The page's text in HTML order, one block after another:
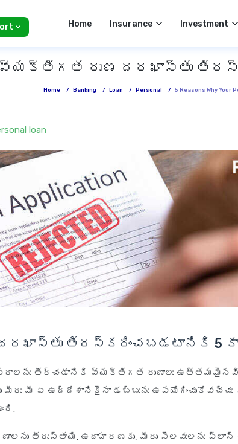
Home Insurance Investment
రుణ దరఖాస్తు
Home / Banking / Loan / Personal / 5 Reasons Why Your
loan
తిరస్కరించబడటానికి 5
తీర్చడానికి వ్యక్తిగత రుణాలు ఉత్తమమైనవి.
మీరు మీ ఏ ఉద్దేశానికైనా డబ్బును
తీరుస్తాయి. ఉదాహరణకు, మీరు సెలవులను